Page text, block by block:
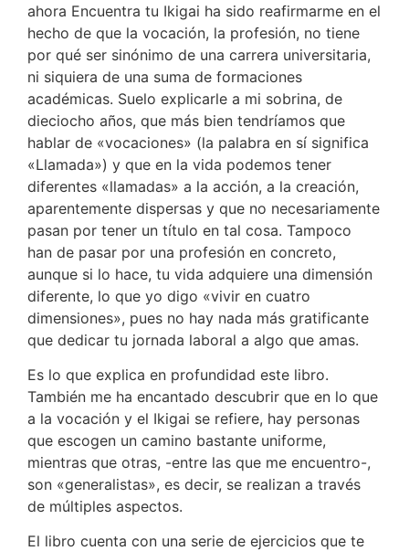
ahora Encuentra tu Ikigai ha sido reafirmarme en el
hecho de que la vocación, la profesión, no tiene
por qué ser sinónimo de una carrera universitaria,
ni siquiera de una suma de formaciones
académicas. Suelo explicarle a mi sobrina, de
dieciocho años, que más bien tendríamos que
hablar de «vocaciones» (la palabra en sí significa
«Llamada») y que en la vida podemos tener
diferentes «llamadas» a la acción, a la creación,
aparentemente dispersas y que no necesariamente
pasan por tener un título en tal cosa. Tampoco
han de pasar por una profesión en concreto,
aunque si lo hace, tu vida adquiere una dimensión
diferente, lo que yo digo «vivir en cuatro
dimensiones», pues no hay nada más gratificante
que dedicar tu jornada laboral a algo que amas.
Es lo que explica en profundidad este libro.
También me ha encantado descubrir que en lo que
a la vocación y el Ikigai se refiere, hay personas
que escogen un camino bastante uniforme,
mientras que otras, -entre las que me encuentro-,
son «generalistas», es decir, se realizan a través
de múltiples aspectos.
El libro cuenta con una serie de ejercicios que te